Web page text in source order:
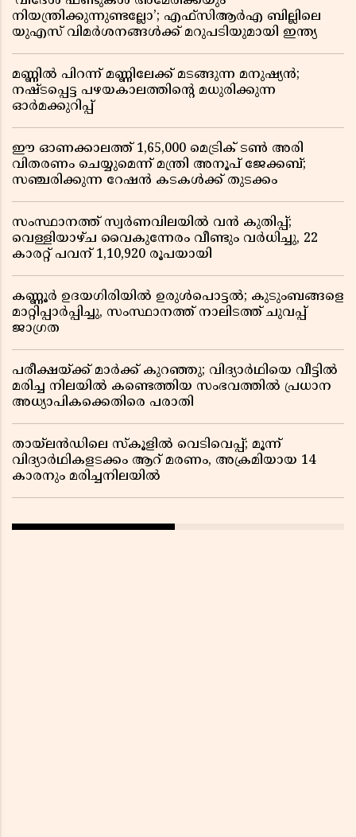
നിയന്ത്രിക്കുന്നുണ്ടല്ലോ’; എഫ്സിആർഎ ബില്ലിലെ
യുഎസ് വിമർശനങ്ങൾക്ക് മറുപടിയുമായി ഇന്ത്യ
മണ്ണിൽ പിറന്ന് മണ്ണിലേക്ക് മടങ്ങുന്ന മനുഷ്യൻ;
നഷ്ടപ്പെട്ട പഴയകാലത്തിൻ്റെ മധുരിക്കുന്ന
ഓർമക്കുറിപ്പ്
ഈ ഓണക്കാലത്ത് 1,65,000 മെട്രിക് ടൺ അരി
വിതരണം ചെയ്യുമെന്ന് മന്ത്രി അനൂപ് ജേക്കബ്;
സഞ്ചരിക്കുന്ന റേഷൻ കടകൾക്ക് തുടക്കം
സംസ്ഥാനത്ത് സ്വർണവിലയിൽ വൻ കുതിപ്പ്;
വെള്ളിയാഴ്ച വൈകുന്നേരം വീണ്ടും വർധിച്ചു, 22
കാരറ്റ് പവന് 1,10,920 രൂപയായി
കണ്ണൂർ ഉദയഗിരിയിൽ ഉരുൾപൊട്ടൽ; കുടുംബങ്ങളെ
മാറ്റിപ്പാർപ്പിച്ചു, സംസ്ഥാനത്ത് നാലിടത്ത് ചുവപ്പ്
ജാഗ്രത
പരീക്ഷയ്ക്ക് മാർക്ക് കുറഞ്ഞു; വിദ്യാർഥിയെ വീട്ടിൽ
മരിച്ച നിലയിൽ കണ്ടെത്തിയ സംഭവത്തിൽ പ്രധാന
അധ്യാപികക്കെതിരെ പരാതി
തായ്‌ലൻഡിലെ സ്‌കൂളിൽ വെടിവെപ്പ്; മൂന്ന്
വിദ്യാർഥികളടക്കം ആറ് മരണം, അക്രമിയായ 14
കാരനും മരിച്ചനിലയിൽ